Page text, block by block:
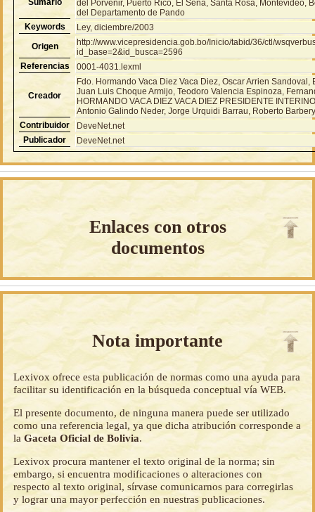
Sumario
del Porvenir, Puerto Rico, El Sena, Santa Rosa, Montevideo,
del Departamento de Pando
Keywords
Ley, diciembre/2003
Origen
http://www.vicepresidencia.gob.bo/Inicio/tabid/36/ctl/
id_base=2&id_busca=2596
Referencias
0001-4031.lexml
Creador
Fdo. Hormando Vaca Diez Vaca Diez, Oscar Arrien
Juan Luis Choque Armijo, Teodoro Valencia Espinoza,
HORMANDO VACA DIEZ VACA DIEZ PRESIDENTE
Antonio Galindo Neder, Jorge Urquidi Barrau, Roberto
Contribuidor
DeveNet.net
Publicador
DeveNet.net
Enlaces con otros
documentos
Nota importante
Lexivox ofrece esta publicación de normas como una ayuda para
facilitar su identificación en la búsqueda conceptual vía WEB.
El presente documento, de ninguna manera puede ser utilizado
como una referencia legal, ya que dicha atribución corresponde a
laGaceta Oficial de Bolivia.
Lexivox procura mantener el texto original de la norma; sin
embargo, si encuentra modificaciones o alteraciones con
respecto al texto original, sírvase comunicarnos para corregirlas
y lograr una mayor perfección en nuestras publicaciones.